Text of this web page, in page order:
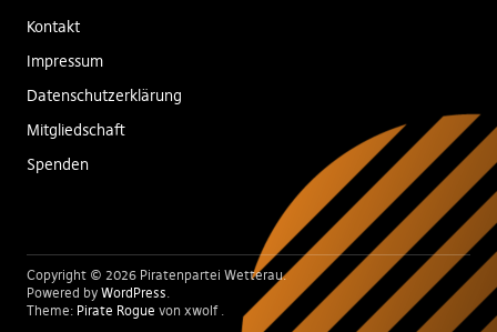
Kontakt
Impressum
Datenschutzerklärung
Mitgliedschaft
Spenden
Copyright © 2026 Piratenpartei Wetterau
Powered by WordPress
Theme: Pirate Rogue von xwolf